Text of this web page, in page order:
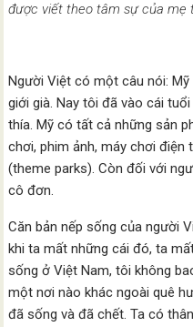
được viết theo tâm sựcủa mẹ
Người Việt có một câu nói:
giới già. Nay tôi đã vào cái
thía. Mỹ có tất cả những sản
chơi, phim ảnh, máy chơi
(theme parks). Còn đối với
cô đơn.
Căn bản nếp sống của người
khi ta mất những cái đó, ta
sống ở Việt Nam, tôi không
một nơi nào khác ngoài quê
đã sống và đã chết. Ta có